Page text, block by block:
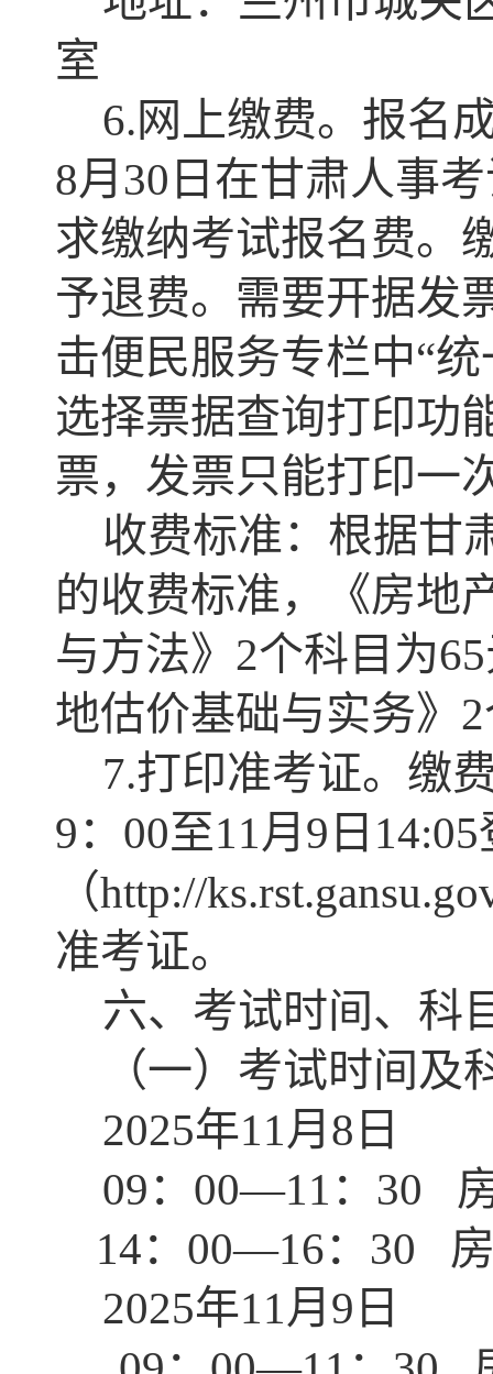
室
6.网上缴费。报名
8月30日在甘肃人事考
求缴纳考试报名费。
予退费。需要开据发
击便民服务专栏中“
选择票据查询打印功
票，发票只能打印一
收费标准：根据甘
的收费标准，《房地
与方法》2个科目为
地估价基础与实务》
7.打印准考证。缴
9：00至11月9日
（http://
准考证。
六、考试时间、科
（一）考试时间及
2025年11月8日
09：00—11：30
14：00—16：30
2025年11月9日